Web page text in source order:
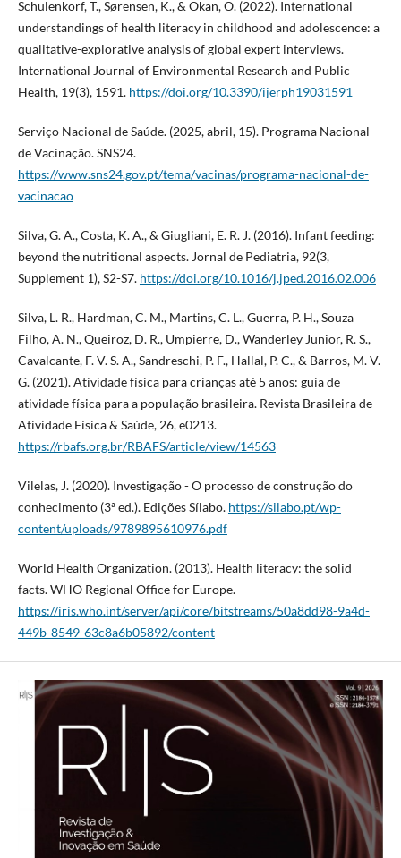
Schulenkorf, T., Sørensen, K., & Okan, O. (2022). International
understandings of health literacy in childhood and adolescence: a
qualitative-explorative analysis of global expert interviews.
International Journal of Environmental Research and Public
Health, 19(3), 1591. https://doi.org/10.3390/ijerph19031591
Serviço Nacional de Saúde. (2025, abril, 15). Programa Nacional
de Vacinação. SNS24.
https://www.sns24.gov.pt/tema/vacinas/programa-nacional-de-
vacinacao
Silva, G. A., Costa, K. A., & Giugliani, E. R. J. (2016). Infant feeding:
beyond the nutritional aspects. Jornal de Pediatria, 92(3,
Supplement 1), S2-S7. https://doi.org/10.1016/j.jped.2016.02.006
Silva, L. R., Hardman, C. M., Martins, C. L., Guerra, P. H., Souza
Filho, A. N., Queiroz, D. R., Umpierre, D., Wanderley Junior, R. S.,
Cavalcante, F. V. S. A., Sandreschi, P. F., Hallal, P. C., & Barros, M. V.
G. (2021). Atividade física para crianças até 5 anos: guia de
atividade física para a população brasileira. Revista Brasileira de
Atividade Física & Saúde, 26, e0213.
https://rbafs.org.br/RBAFS/article/view/14563
Vilelas, J. (2020). Investigação - O processo de construção do
conhecimento (3ª ed.). Edições Sílabo. https://silabo.pt/wp-
content/uploads/9789895610976.pdf
World Health Organization. (2013). Health literacy: the solid
facts. WHO Regional Office for Europe.
https://iris.who.int/server/api/core/bitstreams/50a8dd98-9a4d-
449b-8549-63c8a6b05892/content